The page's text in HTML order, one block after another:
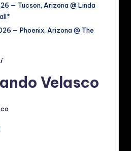
— Tucson, Arizona @ Linda
— Phoenix, Arizona @ The
Velasco